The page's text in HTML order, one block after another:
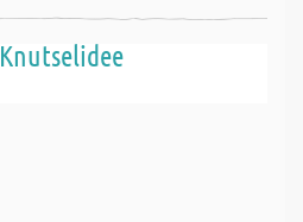
Knutselidee